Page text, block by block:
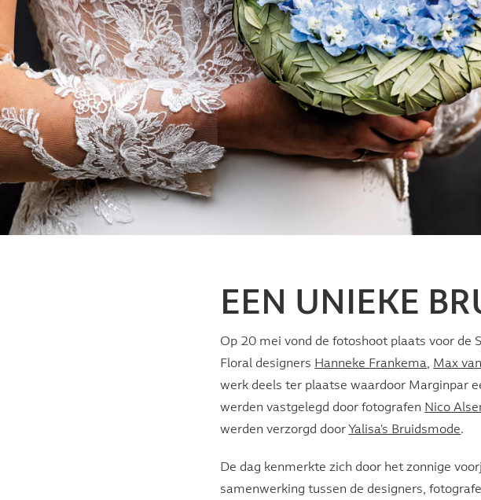
EEN UNIEKE
Op 20 mei vond de fotoshoot plaats voor de
Floral designers Hanneke Frankema, Max
werk deels ter plaatse waardoor Marginpar
werden vastgelegd door fotografen Nico
werden verzorgd doorYalisa's Bruidsmode.
De dag kenmerkte zich door het zonnige
samenwerking tussen de designers,